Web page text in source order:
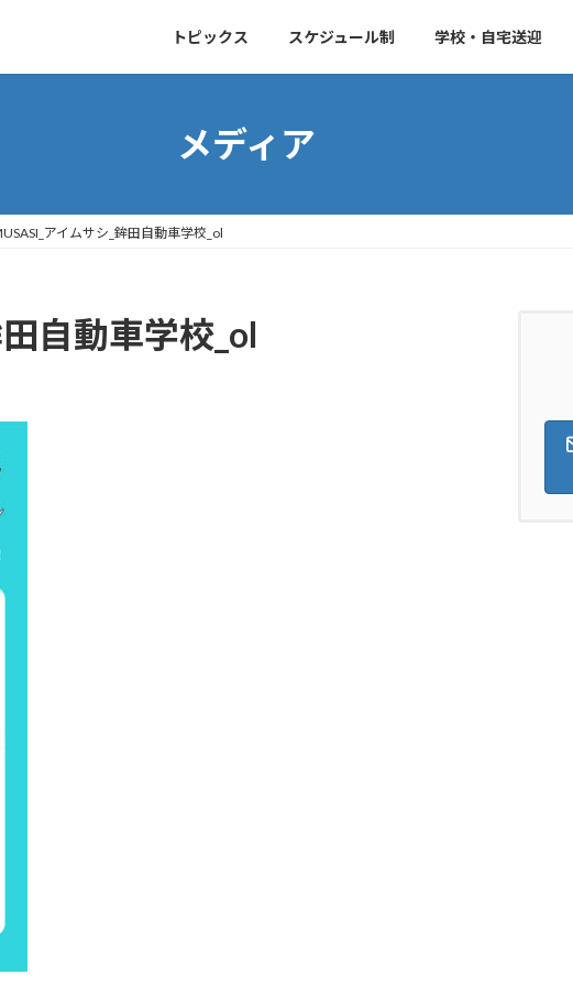
トピックス スケジュール制 学校・自宅送迎
メディア
アイムサシ_鉾田自動車学校_ol
自動車学校_ol